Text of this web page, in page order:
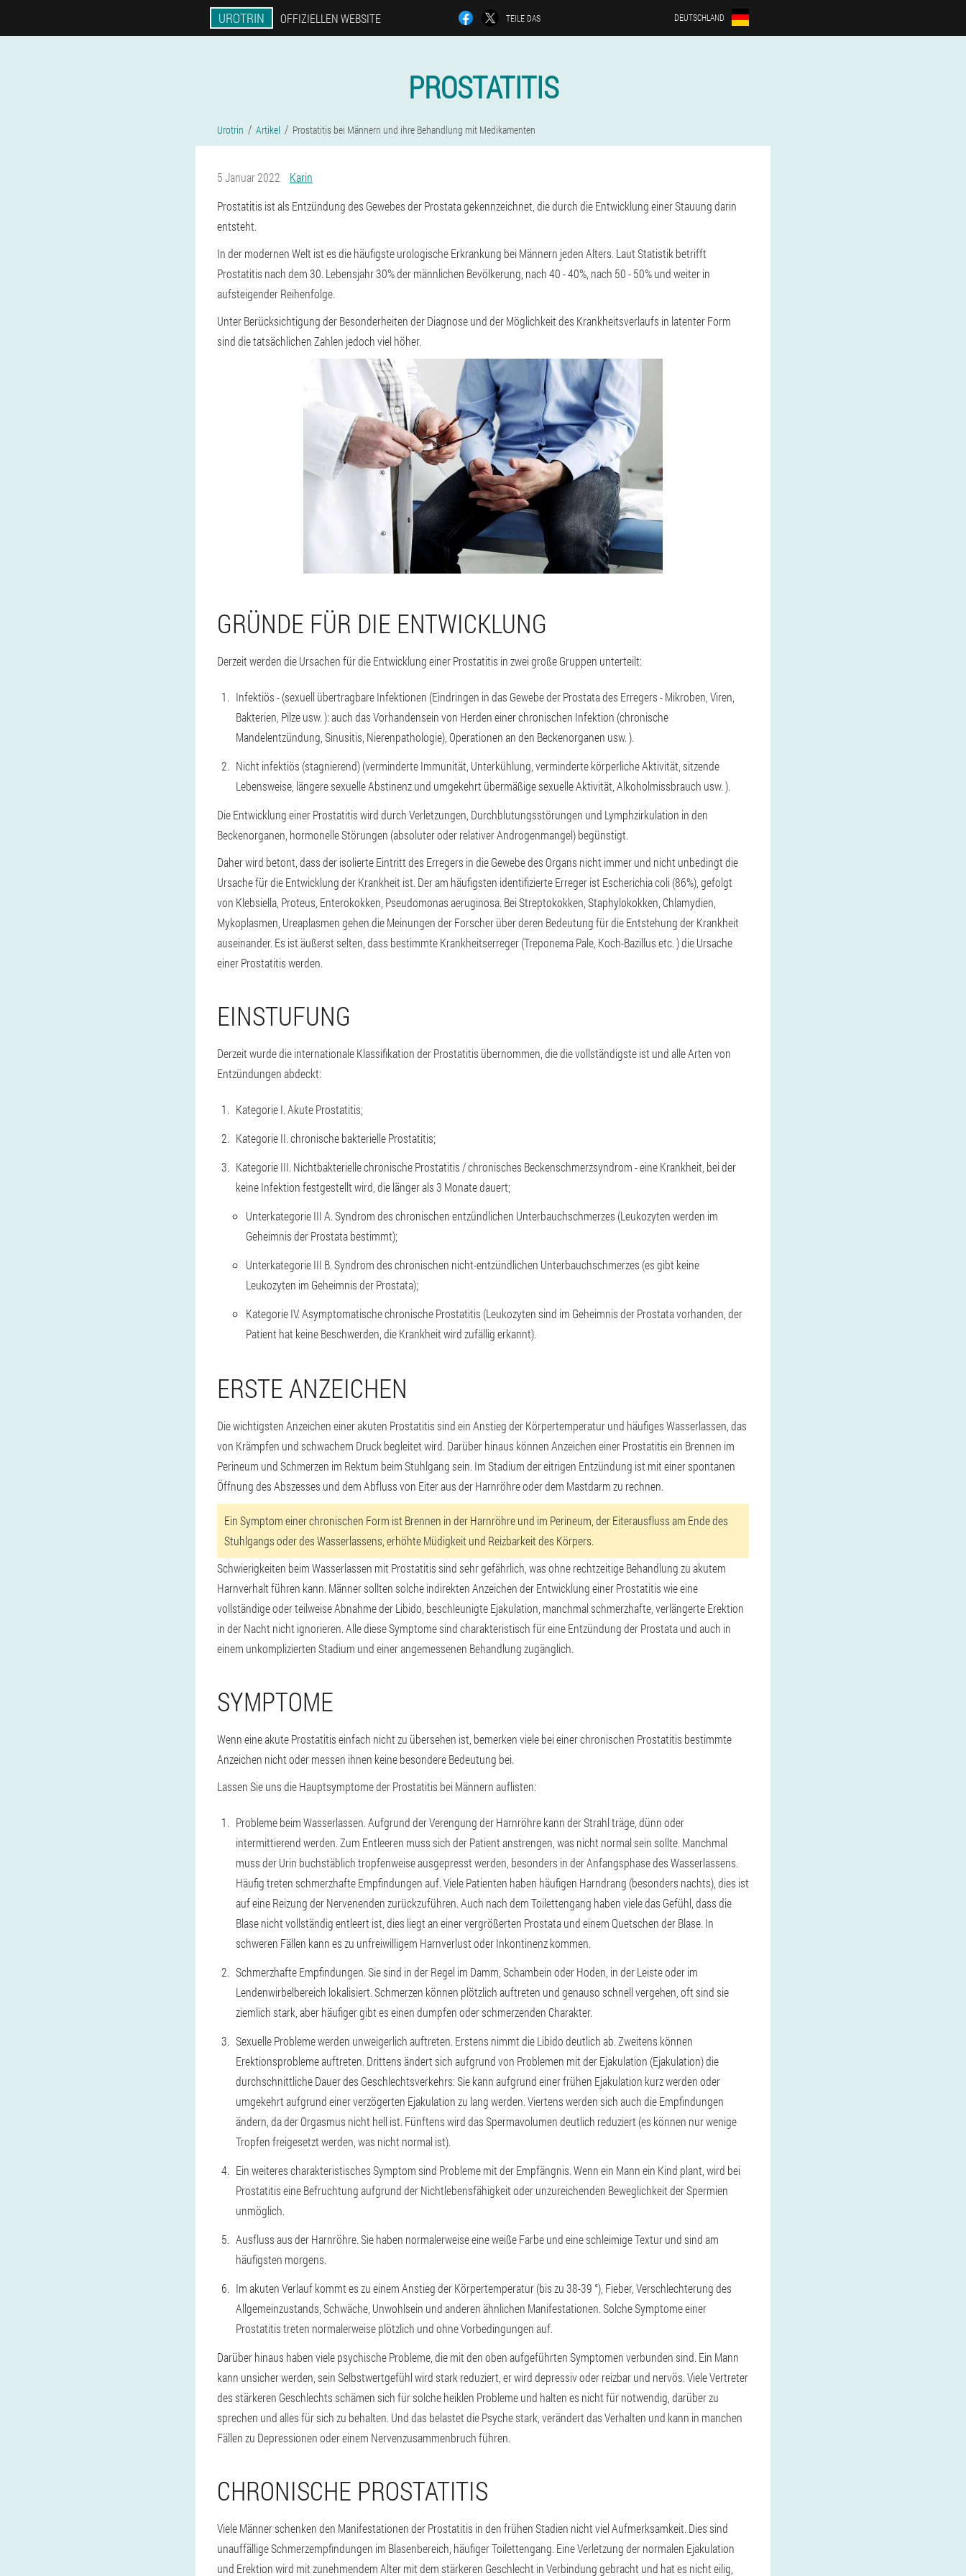
UROTRIN OFFIZIELLEN WEBSITE TEILE DAS DEUTSCHLAND
PROSTATITIS
Urotrin Artikel Prostatitis bei Männern und ihre Behandlung mit Medikamenten
5 Januar 2022
Karin
Prostatitis ist als Entzündung des Gewebes der Prostata gekennzeichnet, die durch die Entwicklung einer Stauung darin
entsteht.
In der modernen Welt ist es die häufigste urologische Erkrankung bei Männern jeden Alters. Laut Statistik betrifft
Prostatitis nach dem 30. Lebensjahr 30% der männlichen Bevölkerung, nach 40 - 40%, nach 50 - 50% und weiter in
aufsteigender Reihenfolge.
Unter Berücksichtigung der Besonderheiten der Diagnose und der Möglichkeit des Krankheitsverlaufs in latenter Form
sind die tatsächlichen Zahlen jedoch viel höher.
GRÜNDE FÜR DIE ENTWICKLUNG
Derzeit werden die Ursachen für die Entwicklung einer Prostatitis in zwei große Gruppen unterteilt:
Infektiös - (sexuell übertragbare Infektionen (Eindringen in das Gewebe der Prostata des Erregers - Mikroben, Viren,
Bakterien, Pilze usw. ): auch das Vorhandensein von Herden einer chronischen Infektion (chronische
Mandelentzündung, Sinusitis, Nierenpathologie), Operationen an den Beckenorganen usw. ).
Nicht infektiös (stagnierend) (verminderte Immunität, Unterkühlung, verminderte körperliche Aktivität, sitzende
Lebensweise, längere sexuelle Abstinenz und umgekehrt übermäßige sexuelle Aktivität, Alkoholmissbrauch usw. ).
Die Entwicklung einer Prostatitis wird durch Verletzungen, Durchblutungsstörungen und Lymphzirkulation in den
Beckenorganen, hormonelle Störungen (absoluter oder relativer Androgenmangel) begünstigt.
Daher wird betont, dass der isolierte Eintritt des Erregers in die Gewebe des Organs nicht immer und nicht unbedingt die
Ursache für die Entwicklung der Krankheit ist. Der am häufigsten identifizierte Erreger ist Escherichia coli (86%), gefolgt
von Klebsiella, Proteus, Enterokokken, Pseudomonas aeruginosa. Bei Streptokokken, Staphylokokken, Chlamydien,
Mykoplasmen, Ureaplasmen gehen die Meinungen der Forscher über deren Bedeutung für die Entstehung der Krankheit
auseinander. Es ist äußerst selten, dass bestimmte Krankheitserreger (Treponema Pale, Koch-Bazillus etc. ) die Ursache
einer Prostatitis werden.
EINSTUFUNG
Derzeit wurde die internationale Klassifikation der Prostatitis übernommen, die die vollständigste ist und alle Arten von
Entzündungen abdeckt:
Kategorie I. Akute Prostatitis;
Kategorie II. chronische bakterielle Prostatitis;
Kategorie III. Nichtbakterielle chronische Prostatitis / chronisches Beckenschmerzsyndrom - eine Krankheit, bei der
keine Infektion festgestellt wird, die länger als 3 Monate dauert;
Unterkategorie III A. Syndrom des chronischen entzündlichen Unterbauchschmerzes (Leukozyten werden im
Geheimnis der Prostata bestimmt);
Unterkategorie III B. Syndrom des chronischen nicht-entzündlichen Unterbauchschmerzes (es gibt keine
Leukozyten im Geheimnis der Prostata);
Kategorie IV. Asymptomatische chronische Prostatitis (Leukozyten sind im Geheimnis der Prostata vorhanden, der
Patient hat keine Beschwerden, die Krankheit wird zufällig erkannt).
ERSTE ANZEICHEN
Die wichtigsten Anzeichen einer akuten Prostatitis sind ein Anstieg der Körpertemperatur und häufiges Wasserlassen, das
von Krämpfen und schwachem Druck begleitet wird. Darüber hinaus können Anzeichen einer Prostatitis ein Brennen im
Perineum und Schmerzen im Rektum beim Stuhlgang sein. Im Stadium der eitrigen Entzündung ist mit einer spontanen
Öffnung des Abszesses und dem Abfluss von Eiter aus der Harnröhre oder dem Mastdarm zu rechnen.
Ein Symptom einer chronischen Form ist Brennen in der Harnröhre und im Perineum, der Eiterausfluss am Ende des
Stuhlgangs oder des Wasserlassens, erhöhte Müdigkeit und Reizbarkeit des Körpers.
Schwierigkeiten beim Wasserlassen mit Prostatitis sind sehr gefährlich, was ohne rechtzeitige Behandlung zu akutem
Harnverhalt führen kann. Männer sollten solche indirekten Anzeichen der Entwicklung einer Prostatitis wie eine
vollständige oder teilweise Abnahme der Libido, beschleunigte Ejakulation, manchmal schmerzhafte, verlängerte Erektion
in der Nacht nicht ignorieren. Alle diese Symptome sind charakteristisch für eine Entzündung der Prostata und auch in
einem unkomplizierten Stadium und einer angemessenen Behandlung zugänglich.
SYMPTOME
Wenn eine akute Prostatitis einfach nicht zu übersehen ist, bemerken viele bei einer chronischen Prostatitis bestimmte
Anzeichen nicht oder messen ihnen keine besondere Bedeutung bei.
Lassen Sie uns die Hauptsymptome der Prostatitis bei Männern auflisten:
Probleme beim Wasserlassen. Aufgrund der Verengung der Harnröhre kann der Strahl träge, dünn oder
intermittierend werden. Zum Entleeren muss sich der Patient anstrengen, was nicht normal sein sollte. Manchmal
muss der Urin buchstäblich tropfenweise ausgepresst werden, besonders in der Anfangsphase des Wasserlassens.
Häufig treten schmerzhafte Empfindungen auf. Viele Patienten haben häufigen Harndrang (besonders nachts), dies ist
auf eine Reizung der Nervenenden zurückzuführen. Auch nach dem Toilettengang haben viele das Gefühl, dass die
Blase nicht vollständig entleert ist, dies liegt an einer vergrößerten Prostata und einem Quetschen der Blase. In
schweren Fällen kann es zu unfreiwilligem Harnverlust oder Inkontinenz kommen.
Schmerzhafte Empfindungen. Sie sind in der Regel im Damm, Schambein oder Hoden, in der Leiste oder im
Lendenwirbelbereich lokalisiert. Schmerzen können plötzlich auftreten und genauso schnell vergehen, oft sind sie
ziemlich stark, aber häufiger gibt es einen dumpfen oder schmerzenden Charakter.
Sexuelle Probleme werden unweigerlich auftreten. Erstens nimmt die Libido deutlich ab. Zweitens können
Erektionsprobleme auftreten. Drittens ändert sich aufgrund von Problemen mit der Ejakulation (Ejakulation) die
durchschnittliche Dauer des Geschlechtsverkehrs: Sie kann aufgrund einer frühen Ejakulation kurz werden oder
umgekehrt aufgrund einer verzögerten Ejakulation zu lang werden. Viertens werden sich auch die Empfindungen
ändern, da der Orgasmus nicht hell ist. Fünftens wird das Spermavolumen deutlich reduziert (es können nur wenige
Tropfen freigesetzt werden, was nicht normal ist).
Ein weiteres charakteristisches Symptom sind Probleme mit der Empfängnis. Wenn ein Mann ein Kind plant, wird bei
Prostatitis eine Befruchtung aufgrund der Nichtlebensfähigkeit oder unzureichenden Beweglichkeit der Spermien
unmöglich.
Ausfluss aus der Harnröhre. Sie haben normalerweise eine weiße Farbe und eine schleimige Textur und sind am
häufigsten morgens.
Im akuten Verlauf kommt es zu einem Anstieg der Körpertemperatur (bis zu 38-39 °), Fieber, Verschlechterung des
Allgemeinzustands, Schwäche, Unwohlsein und anderen ähnlichen Manifestationen. Solche Symptome einer
Prostatitis treten normalerweise plötzlich und ohne Vorbedingungen auf.
Darüber hinaus haben viele psychische Probleme, die mit den oben aufgeführten Symptomen verbunden sind. Ein Mann
kann unsicher werden, sein Selbstwertgefühl wird stark reduziert, er wird depressiv oder reizbar und nervös. Viele Vertreter
des stärkeren Geschlechts schämen sich für solche heiklen Probleme und halten es nicht für notwendig, darüber zu
sprechen und alles für sich zu behalten. Und das belastet die Psyche stark, verändert das Verhalten und kann in manchen
Fällen zu Depressionen oder einem Nervenzusammenbruch führen.
CHRONISCHE PROSTATITIS
Viele Männer schenken den Manifestationen der Prostatitis in den frühen Stadien nicht viel Aufmerksamkeit. Dies sind
unauffällige Schmerzempfindungen im Blasenbereich, häufiger Toilettengang. Eine Verletzung der normalen Ejakulation
und Erektion wird mit zunehmendem Alter mit dem stärkeren Geschlecht in Verbindung gebracht und hat es nicht eilig,